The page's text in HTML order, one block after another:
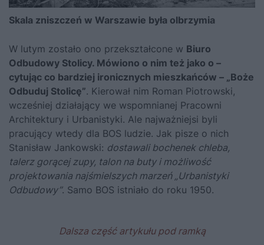
Skala zniszczeń w Warszawie była olbrzymia
W lutym zostało ono przekształcone w Biuro
Odbudowy Stolicy. Mówiono o nim też jako o –
cytując co bardziej ironicznych mieszkańców – „Boże
Odbuduj Stolicę”. Kierował nim Roman Piotrowski,
wcześniej działający we wspomnianej Pracowni
Architektury i Urbanistyki. Ale najważniejsi byli
pracujący wtedy dla BOS ludzie. Jak pisze o nich
Stanisław Jankowski: dostawali bochenek chleba,
talerz gorącej zupy, talon na buty i możliwość
projektowania najśmielszych marzeń „Urbanistyki
Odbudowy”. Samo BOS istniało do roku 1950.
Dalsza część artykułu pod ramką